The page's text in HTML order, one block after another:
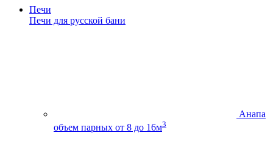
Печи
Печи для русской бани
Анапа
объем парных от 8 до 16м3